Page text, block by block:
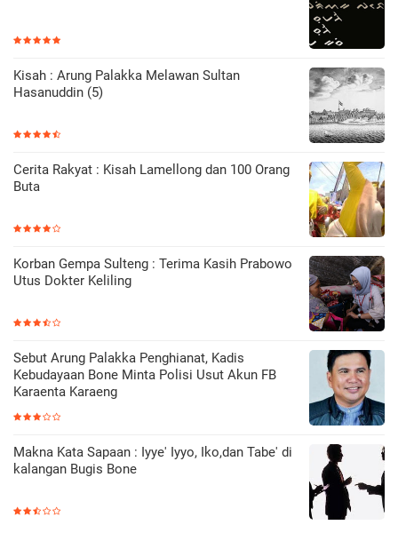
Kisah : Arung Palakka Melawan Sultan
Hasanuddin (5)
Cerita Rakyat : Kisah Lamellong dan 100 Orang
Buta
Korban Gempa Sulteng : Terima Kasih Prabowo
Utus Dokter Keliling
Sebut Arung Palakka Penghianat, Kadis
Kebudayaan Bone Minta Polisi Usut Akun FB
Karaenta Karaeng
Makna Kata Sapaan : Iyye' Iyyo, Iko,dan Tabe' di
kalangan Bugis Bone